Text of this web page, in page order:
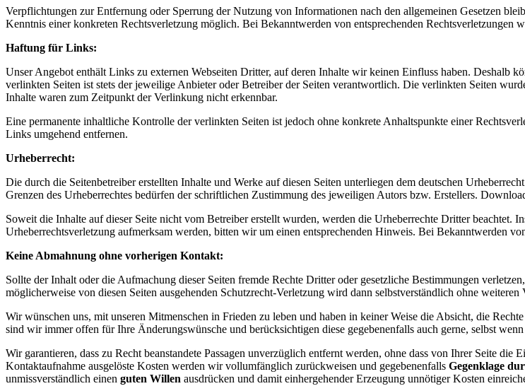
Verpflichtungen zur Entfernung oder Sperrung der Nutzung von Informationen nach den allgemeinen Gesetzen
Kenntnis einer konkreten Rechtsverletzung möglich. Bei Bekanntwerden von entsprechenden Rechtsverletzungen
Haftung für Links:
Unser Angebot enthält Links zu externen Webseiten Dritter, auf deren Inhalte wir keinen Einfluss haben. Deshalb
verlinkten Seiten ist stets der jeweilige Anbieter oder Betreiber der Seiten verantwortlich. Die verlinkten Seiten
Inhalte waren zum Zeitpunkt der Verlinkung nicht erkennbar.
Eine permanente inhaltliche Kontrolle der verlinkten Seiten ist jedoch ohne konkrete Anhaltspunkte einer
Links umgehend entfernen.
Urheberrecht:
Die durch die Seitenbetreiber erstellten Inhalte und Werke auf diesen Seiten unterliegen dem deutschen
Grenzen des Urheberrechtes bedürfen der schriftlichen Zustimmung des jeweiligen Autors bzw. Erstellers.
Soweit die Inhalte auf dieser Seite nicht vom Betreiber erstellt wurden, werden die Urheberrechte Dritter beachtet.
Urheberrechtsverletzung aufmerksam werden, bitten wir um einen entsprechenden Hinweis. Bei Bekanntwerden
Keine Abmahnung ohne vorherigen Kontakt:
Sollte der Inhalt oder die Aufmachung dieser Seiten fremde Rechte Dritter oder gesetzliche Bestimmungen
möglicherweise von diesen Seiten ausgehenden Schutzrecht-Verletzung wird dann selbstverständlich ohne weiteren
Wir wünschen uns, mit unseren Mitmenschen in Frieden zu leben und haben in keiner Weise die Absicht, die
sind wir immer offen für Ihre Änderungswünsche und berücksichtigen diese gegebenenfalls auch gerne, selbst
Wir garantieren, dass zu Recht beanstandete Passagen unverzüglich entfernt werden, ohne dass von Ihrer Seite
Kontaktaufnahme ausgelöste Kosten werden wir vollumfänglich zurückweisen und gegebenenfalls Gegenklage
unmissverständlich einen guten Willen ausdrücken und damit einhergehender Erzeugung unnötiger Kosten